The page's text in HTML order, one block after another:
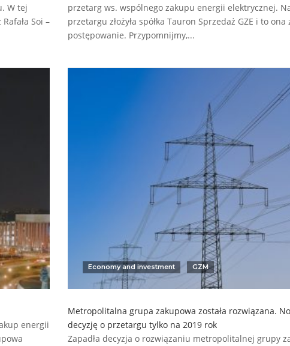
W tej
Soi –
przetarg ws. wspólnego zakupu energii elektrycznej.
przetargu złożyła spółka Tauron Sprzedaż GZE i to ona
postępowanie. Przypomnijmy,...
energii
Economy and investment GZM
Metropolitalna grupa zakupowa została rozwiązana.
decyzję o przetargu tylko na 2019 rok
Zapadła decyzja o rozwiązaniu metropolitalnej grupy